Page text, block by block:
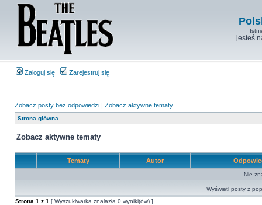
jesteś
Zaloguj się Zarejestruj się
Zobacz posty bez odpowiedzi | Zobacz aktywne tematy
Strona główna
Zobacz aktywne tematy
Tematy Autor
Nie
Wyświetl posty z
Strona 1 z 1 [ Wyszukiwarka znalazła 0 wyniki(ów) ]